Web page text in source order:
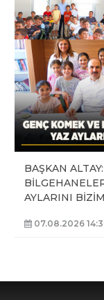
BAŞKAN
AYLARINI
07.08.2026